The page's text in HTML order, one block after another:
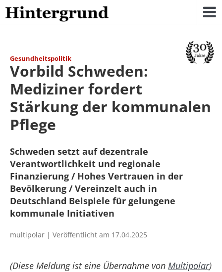
Skip
to
content
Gesundheitspolitik
Vorbild Schweden:
Mediziner fordert
Stärkung der kommunalen
Pflege
Schweden setzt auf dezentrale
Verantwortlichkeit und regionale
Finanzierung / Hohes Vertrauen in der
Bevölkerung / Vereinzelt auch in
Deutschland Beispiele für gelungene
kommunale Initiativen
multipolar | Veröffentlicht am 17.04.2025
(Diese Meldung ist eine Übernahme von Multipolar)